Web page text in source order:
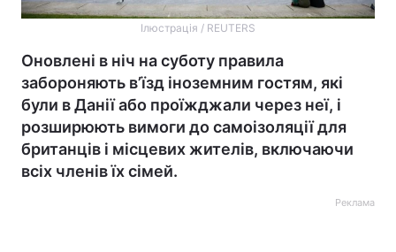
Ілюстрація / REUTERS
Оновлені в ніч на суботу правила
забороняють в’їзд іноземним гостям, які
були в Данії або проїжджали через неї, і
розширюють вимоги до самоізоляції для
британців і місцевих жителів, включаючи
всіх членів їх сімей.
Реклама